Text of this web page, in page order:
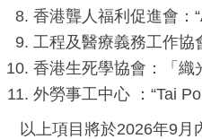
香港聾人福利促進會：
工程及醫療義務工作協
香港生死學協會：「織
外勞事工中心 ：“Tai
以上項目將於2026年9月